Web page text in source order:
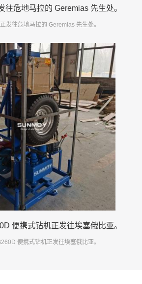
往危地马拉的 Geremias 先生处。
发往危地马拉的 Geremias 先生处。
便携式钻机正发往埃塞俄比亚。
便携式钻机正发往埃塞俄比亚。